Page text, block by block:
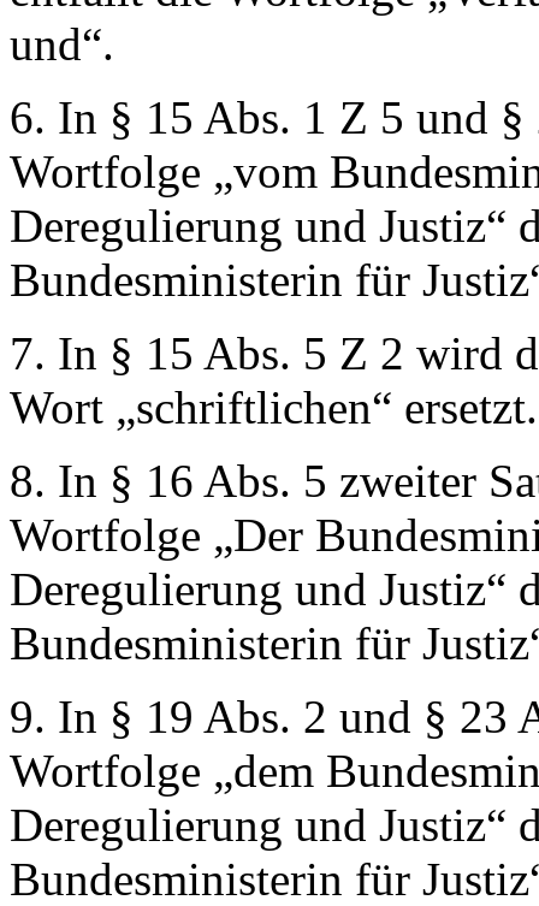
und“.
6. In § 15 Abs. 1 Z 5 und
Wortfolge „vom
Deregulierung und Justiz“
Bundesministerin für
7. In § 15 Abs. 5 Z 2 wird
Wort „schriftlichen“ ersetzt.
8. In § 16 Abs. 5 zweiter
Wortfolge „Der
Deregulierung und Justiz“
Bundesministerin für
9. In § 19 Abs. 2 und § 23
Wortfolge „dem
Deregulierung und Justiz“
Bundesministerin für